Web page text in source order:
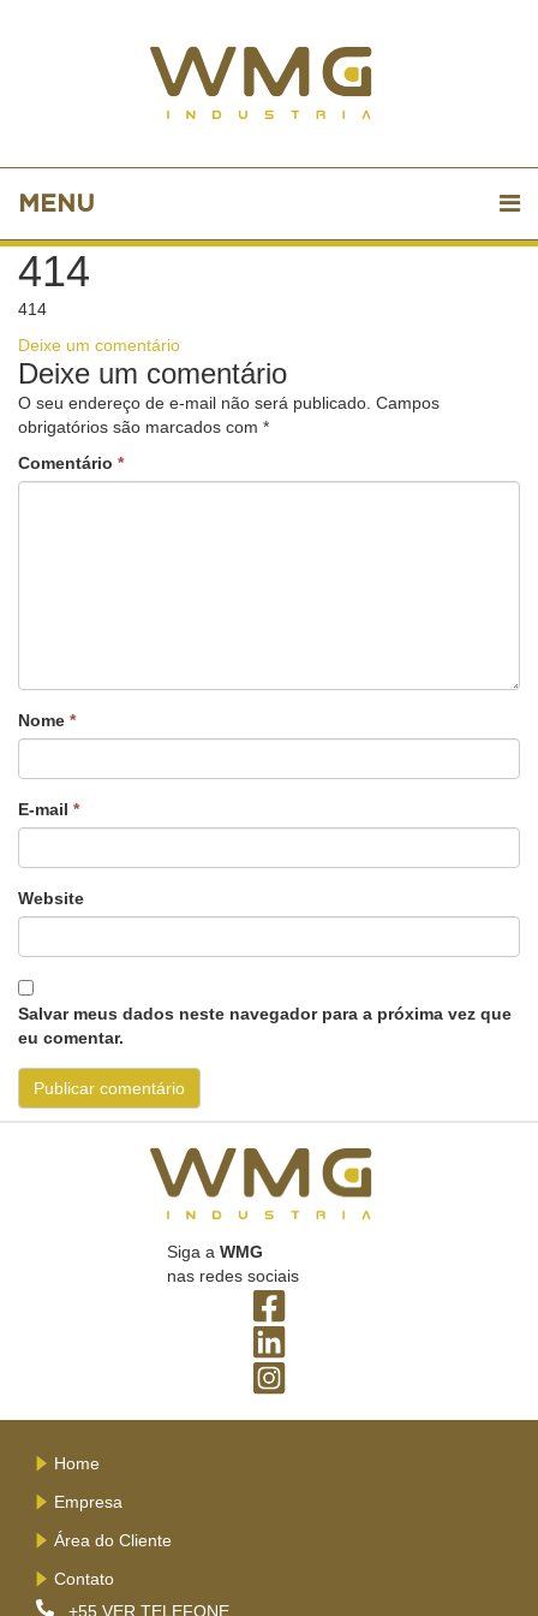
MENU
414
414
Deixe um comentário
Deixe um comentário
O seu endereço de e-mail não será publicado. Campos
obrigatórios são marcados com *
Comentário *
Nome *
E-mail *
Website
Salvar meus dados neste navegador para a próxima vez que
eu comentar.
Siga a WMG
nas redes sociais
Home
Empresa
Área do Cliente
Contato
+55 VER TELEFONE